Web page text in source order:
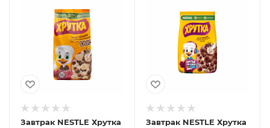
Завтрак NESTLE Хрутка
Завтрак NESTLE Хрутка